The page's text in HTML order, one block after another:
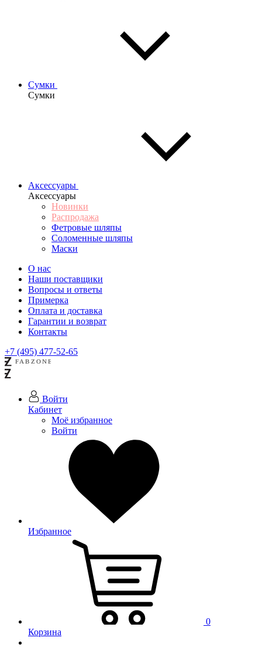
Сумки
Сумки
Аксессуары
Аксессуары
Новинки
Распродажа
Фетровые шляпы
Соломенные шляпы
Маски
О нас
Наши поставщики
Вопросы и ответы
Примерка
Оплата и доставка
Гарантии и возврат
Контакты
+7 (495) 477-52-65
Войти
Кабинет
Моё избранное
Войти
Избранное
0
Корзина